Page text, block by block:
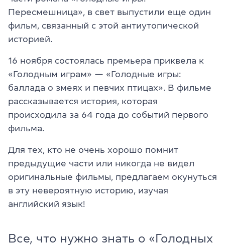
Пересмешница», в свет выпустили еще один
фильм, связанный с этой антиутопической
историей.
16 ноября состоялась премьера приквела к
«Голодным играм» — «Голодные игры:
баллада о змеях и певчих птицах». В фильме
рассказывается история, которая
происходила за 64 года до событий первого
фильма.
Для тех, кто не очень хорошо помнит
предыдущие части или никогда не видел
оригинальные фильмы, предлагаем окунуться
в эту невероятную историю, изучая
английский язык!
Все, что нужно знать о «Голодных